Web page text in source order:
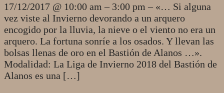
2017-
17
17/12/2017 @ 10:00 am – 3:00 pm – «… Si alguna
vez viste al Invierno devorando a un arquero
encogido por la lluvia, la nieve o el viento no era un
arquero. La fortuna sonríe a los osados. Y llevan las
bolsas llenas de oro en el Bastión de Alanos …».
Modalidad: La Liga de Invierno 2018 del Bastión de
Alanos es una […]